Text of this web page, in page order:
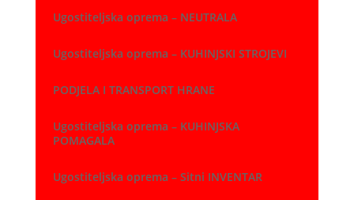
Ugostiteljska oprema – NEUTRALA
Ugostiteljska oprema – KUHINJSKI STROJEVI
PODJELA I TRANSPORT HRANE
Ugostiteljska oprema – KUHINJSKA
POMAGALA
Ugostiteljska oprema – Sitni INVENTAR